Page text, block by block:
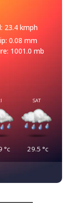
23.4 kmph
0.08 mm
1001.0 mb
°c
SAT
29.5 °c